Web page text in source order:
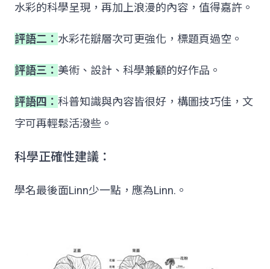
水彩的科學呈現，再加上浪漫的內容，值得嘉許。
評語二： 水彩花瓣層次可更強化，標題頁過空。
評語三： 美術、設計、科學兼顧的好作品。
評語四： 科普知識與內容皆很好，構圖技巧佳，文
字可再輕鬆活潑些。
科學正確性建議：
學名最後面Linn少一點，應為Linn.。